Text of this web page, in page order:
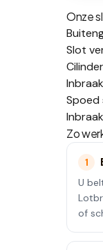
Onze
Slot
Spoed
Zo
1
U
of